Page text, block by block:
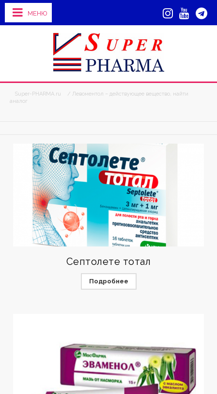
МЕНЮ
Super-PHARMA.ru
/ Левоментол – действующее вещество, найти
аналог
Септолете тотал
Подробнее